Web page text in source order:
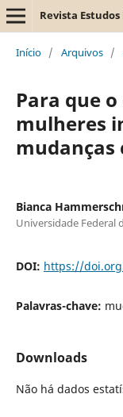
Revista
Início / Arquivos /
Para que
mulheres
mudanças
Bianca
Universidade Federal
DOI: https://
Palavras-chave:
Downloads
Não há dados